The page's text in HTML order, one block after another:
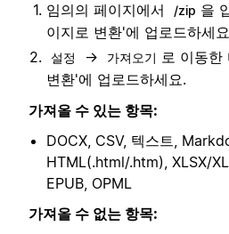
임의의 페이지에서
/zip 을
이지로 변환'에 업로드하세
설정 → 가져오기 로 이동한
변환'에 업로드하세요.
가져올 수 있는 항목:
DOCX, CSV, 텍스트,
HTML(.html/.htm), XLSX/
EPUB, OPML
가져올 수 없는 항목: